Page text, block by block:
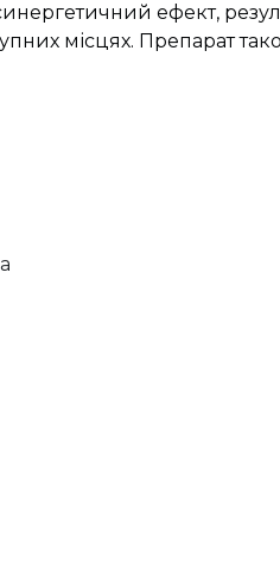
ефект,
місцях. Препарат